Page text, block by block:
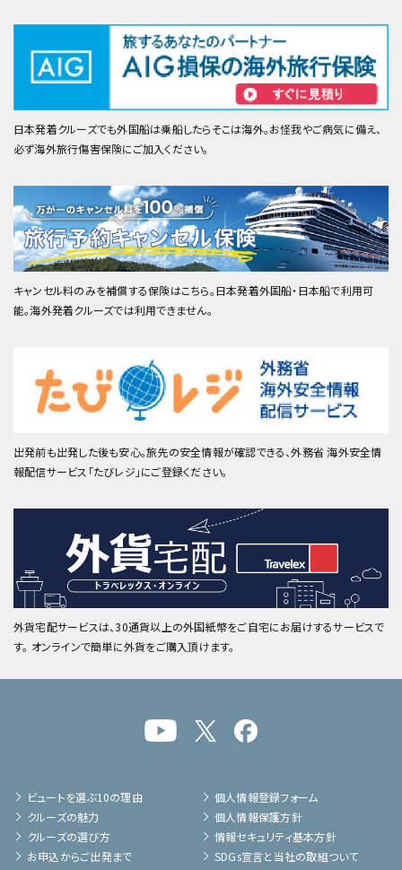
日本発着クルーズでも外国船は乗船したらそこは海外。お怪我やご病気に備え、
必ず海外旅行傷害保険にご加入ください。
キャンセル料のみを補償する保険はこちら。日本発着外国船・日本船で利用可
能。海外発着クルーズでは利用できません。
出発前も出発した後も安心。旅先の安全情報が確認できる、外務省 海外安全情
報配信サービス「たびレジ」にご登録ください。
外貨宅配サービスは、30通貨以上の外国紙幣をご自宅にお届けするサービスで
す。 オンラインで簡単に外貨をご購入頂けます。
ビュートを選ぶ10の理由
クルーズの魅力
クルーズの選び方
お申込からご出発まで
個人情報登録フォーム
個人情報保護方針
情報セキュリティ基本方針
SDGs宣言と当社の取組ついて